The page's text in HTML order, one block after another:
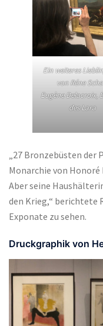
Ein weiteres
von Réne
Eugène Delacroix,
des Lara
„27 Bronzebüsten der
Monarchie von
Aber seine
den Krieg,“ berichtete
Exponate zu sehen.
Druckgraphik von